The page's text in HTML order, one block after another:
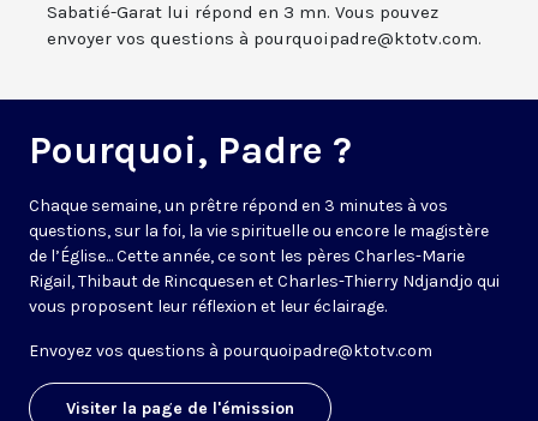
Sabatié-Garat lui répond en 3 mn. Vous pouvez
envoyer vos questions à pourquoipadre@ktotv.com.
Pourquoi, Padre ?
Chaque semaine, un prêtre répond en 3 minutes à vos
questions, sur la foi, la vie spirituelle ou encore le magistère
de l’Église... Cette année, ce sont les pères Charles-Marie
Rigail, Thibaut de Rincquesen et Charles-Thierry Ndjandjo qui
vous proposent leur réflexion et leur éclairage.
Envoyez vos questions à pourquoipadre@ktotv.com
Visiter la page de l'émission